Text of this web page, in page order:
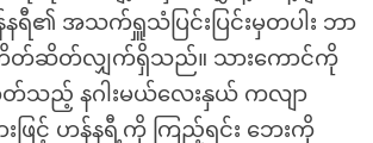
နရီ၏ အသက်ရှူသံပြင်းပြင်းမှတပါး ဘာ
တိတ်ဆိတ်လျှက်ရှိသည်။ သားကောင်ကို
သည့် နဂါးမယ်လေးနှယ် ကလျာ
ားဖြင့် ဟန်နရီ့ကို ကြည့်ရင်း ဘေးကို